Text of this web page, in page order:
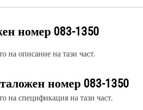
номер 083-1350
на описание на тази част.
номер 083-1350
на спецификация на тази част.